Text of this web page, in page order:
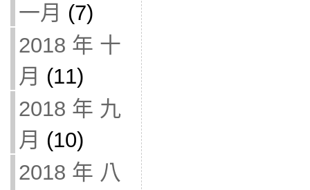
一月 (7)
2018 年 十
月 (11)
2018 年 九
月 (10)
2018 年 八